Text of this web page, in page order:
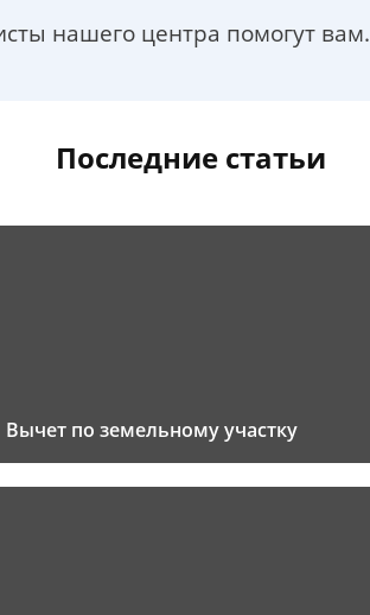
нашего центра помогут вам.
Последние статьи
Вычет по земельному участку